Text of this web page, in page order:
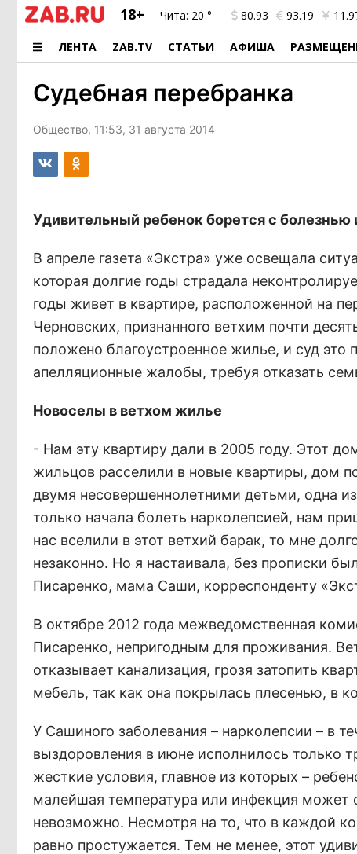
18+ Чита: 20 ° 80.93 93.19
ЛЕНТА ZAB.TV СТАТЬИ АФИША
Судебная перебранка
Общество, 11:53, 31 августа 2014
Удивительный ребенок борется с
В апреле газета «Экстра» уже освещала
которая долгие годы страдала
годы живет в квартире, расположенной на
Черновских, признанного ветхим почти
положено благоустроенное жилье, и суд это
апелляционные жалобы, требуя отказать
Новоселы в ветхом жилье
- Нам эту квартиру дали в 2005 году. Этот
жильцов расселили в новые квартиры, дом
двумя несовершеннолетними детьми, одна
только начала болеть нарколепсией, нам
нас вселили в этот ветхий барак, то мне
незаконно. Но я настаивала, без прописки
Писаренко, мама Саши, корреспонденту
В октябре 2012 года межведомственная
Писаренко, непригодным для проживания.
отказывает канализация, грозя затопить
мебель, так как она покрылась плесенью, в
У Сашиного заболевания – нарколепсии – в
выздоровления в июне исполнилось только
жесткие условия, главное из которых –
малейшая температура или инфекция может
невозможно. Несмотря на то, что в каждой
равно простужается. Тем не менее, этот